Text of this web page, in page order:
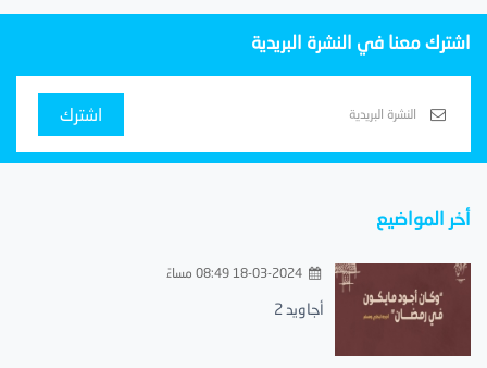
اشترك معنا في النشرة البريدية
اشترك
أخر المواضيع
18-03-2024 08:49 مساءً
أجاويد 2